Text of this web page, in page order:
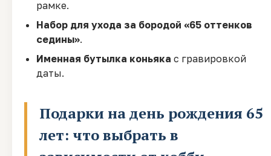
рамке.
Набор для ухода за бородой «65 оттенков
седины».
Именная бутылка коньяка с гравировкой
даты.
Подарки на день рождения 65
лет: что выбрать в